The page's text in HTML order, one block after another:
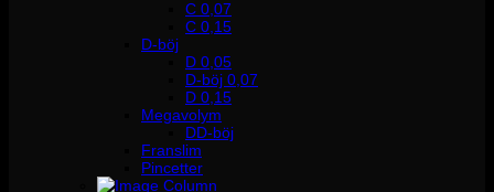
C 0,07
C 0,15
D-böj
D 0,05
D-böj 0,07
D 0,15
Megavolym
DD-böj
Franslim
Pincetter